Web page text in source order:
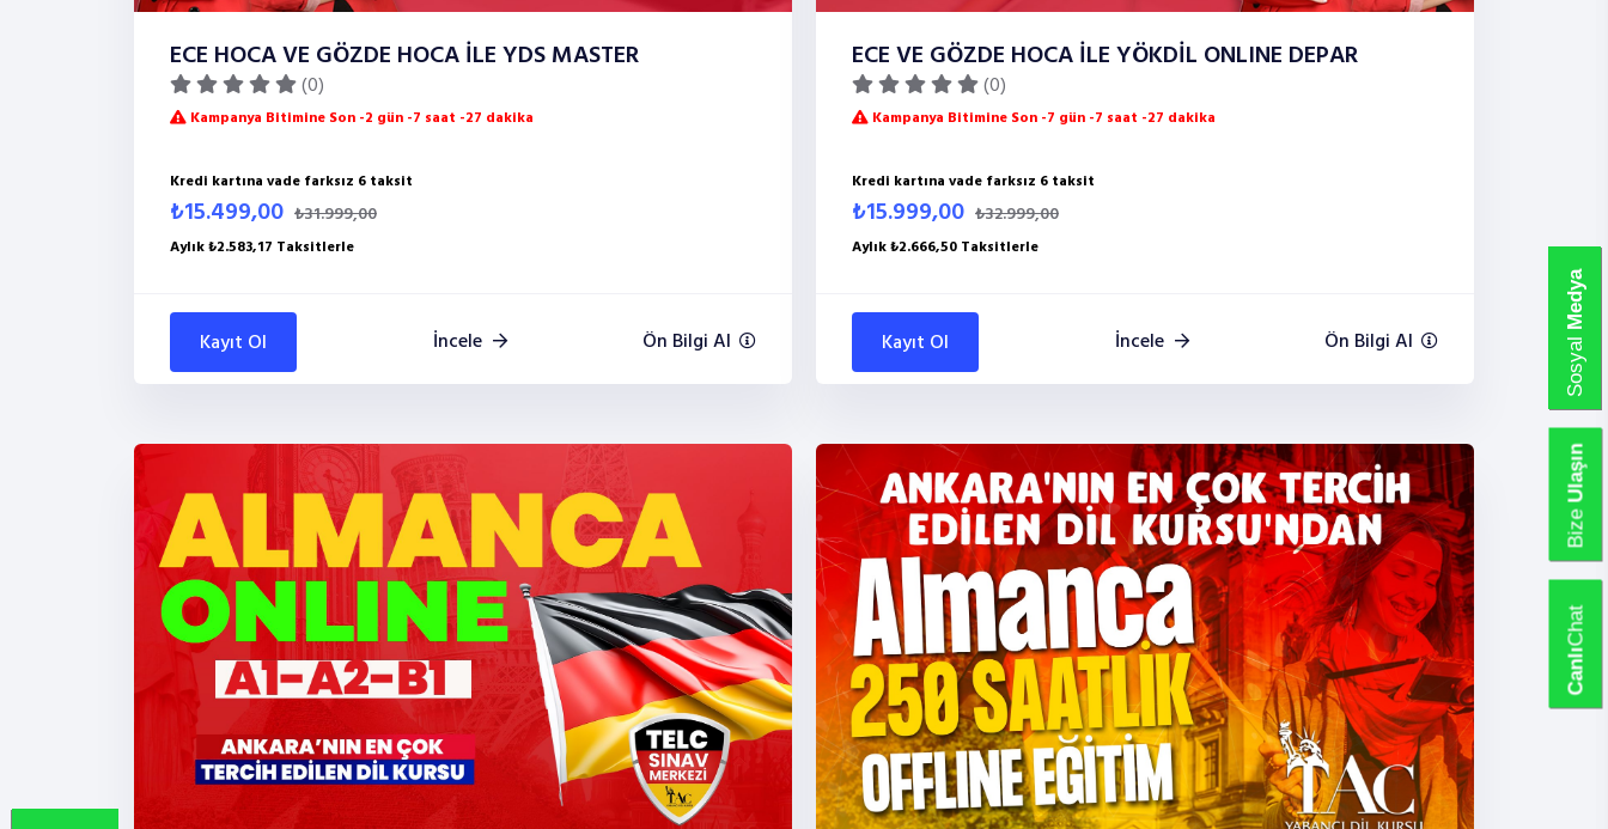
ECE HOCA VE GÖZDE HOCA İLE YDS MASTER
(0)
Kampanya Bitimine Son -2 gün -7 saat -27 dakika
Kredi kartına vade farksız 6 taksit
₺15.499,00 ₺31.999,00
Aylık ₺2.583,17 Taksitlerle
Kayıt Ol İncele Ön Bilgi Al
ECE VE GÖZDE HOCA İLE YÖKDİL ONLINE DEPAR
(0)
Kampanya Bitimine Son -7 gün -7 saat -27 dakika
Kredi kartına vade farksız 6 taksit
₺15.999,00 ₺32.999,00
Aylık ₺2.666,50 Taksitlerle
Kayıt Ol İncele Ön Bilgi Al Sosyal
Medya
Bize
Ulaşın
Canlı
Chat